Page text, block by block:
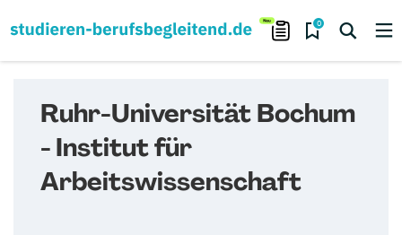
0
Ruhr-Universität Bochum
- Institut für
Arbeitswissenschaft